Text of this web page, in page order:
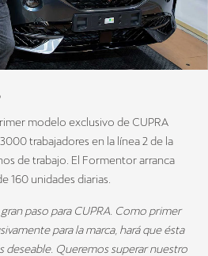
modelo exclusivo de CUPRA
trabajadores en la línea 2 de la
de trabajo. El Formentor arranca
160 unidades diarias.
paso para CUPRA. Como primer
para la marca, hará que ésta
deseable. Queremos superar nuestro